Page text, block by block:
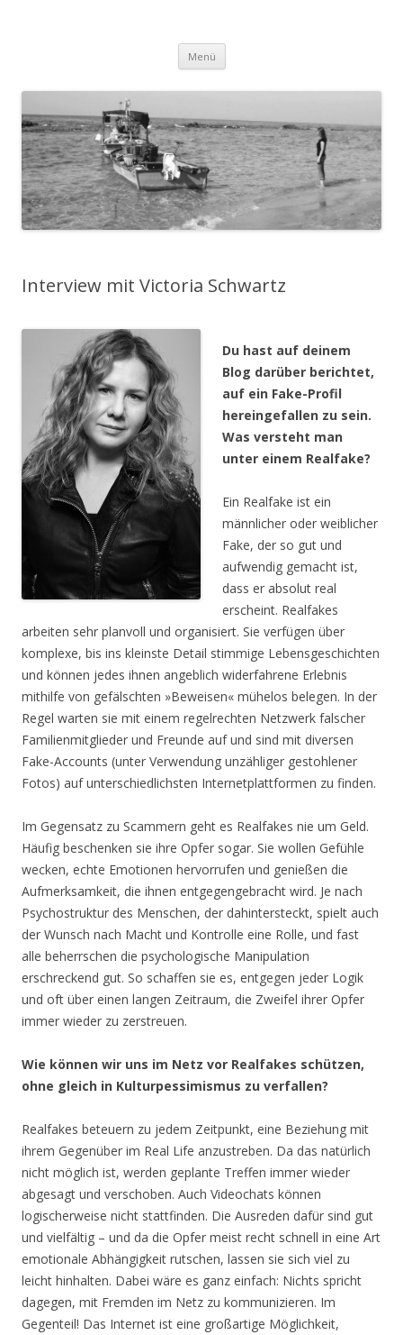
Menü Zum Inhalt springen
Interview mit Victoria Schwartz
Du hast auf deinem
Blog darüber berichtet,
auf ein Fake-Profil
hereingefallen zu sein.
Was versteht man
unter einem Realfake?
Ein Realfake ist ein
männlicher oder weiblicher
Fake, der so gut und
aufwendig gemacht ist,
dass er absolut real
erscheint. Realfakes
arbeiten sehr planvoll und organisiert. Sie verfügen über
komplexe, bis ins kleinste Detail stimmige Lebensgeschichten
und können jedes ihnen angeblich widerfahrene Erlebnis
mithilfe von gefälschten »Beweisen« mühelos belegen. In der
Regel warten sie mit einem regelrechten Netzwerk falscher
Familienmitglieder und Freunde auf und sind mit diversen
Fake-Accounts (unter Verwendung unzähliger gestohlener
Fotos) auf unterschiedlichsten Internetplattformen zu finden.
Im Gegensatz zu Scammern geht es Realfakes nie um Geld.
Häufig beschenken sie ihre Opfer sogar. Sie wollen Gefühle
wecken, echte Emotionen hervorrufen und genießen die
Aufmerksamkeit, die ihnen entgegengebracht wird. Je nach
Psychostruktur des Menschen, der dahintersteckt, spielt auch
der Wunsch nach Macht und Kontrolle eine Rolle, und fast
alle beherrschen die psychologische Manipulation
erschreckend gut. So schaffen sie es, entgegen jeder Logik
und oft über einen langen Zeitraum, die Zweifel ihrer Opfer
immer wieder zu zerstreuen.
Wie können wir uns im Netz vor Realfakes schützen,
ohne gleich in Kulturpessimismus zu verfallen?
Realfakes beteuern zu jedem Zeitpunkt, eine Beziehung mit
ihrem Gegenüber im Real Life anzustreben. Da das natürlich
nicht möglich ist, werden geplante Treffen immer wieder
abgesagt und verschoben. Auch Videochats können
logischerweise nicht stattfinden. Die Ausreden dafür sind gut
und vielfältig – und da die Opfer meist recht schnell in eine Art
emotionale Abhängigkeit rutschen, lassen sie sich viel zu
leicht hinhalten. Dabei wäre es ganz einfach: Nichts spricht
dagegen, mit Fremden im Netz zu kommunizieren. Im
Gegenteil! Das Internet ist eine großartige Möglichkeit,